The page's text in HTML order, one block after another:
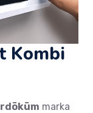
Kombi
marka